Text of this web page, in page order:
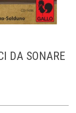
DA SONARE